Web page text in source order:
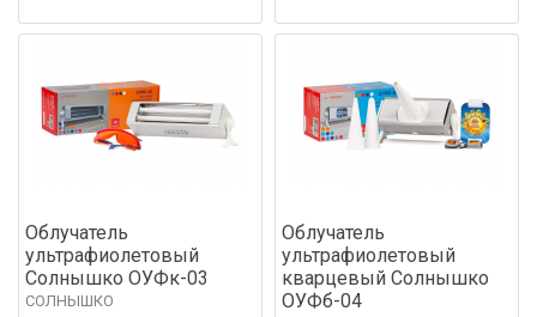
Облучатель
ультрафиолетовый
Солнышко ОУФк-03
СОЛНЫШКО
Облучатель
ультрафиолетовый
кварцевый Солнышко
ОУФб-04